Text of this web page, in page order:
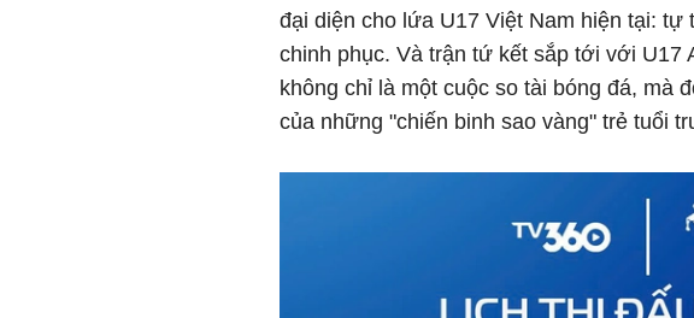
đại diện cho lứa U17 Việt Nam hiện tại: tự
chinh phục. Và trận tứ kết sắp tới với U17
không chỉ là một cuộc so tài bóng đá, mà
của những "chiến binh sao vàng" trẻ tuổi